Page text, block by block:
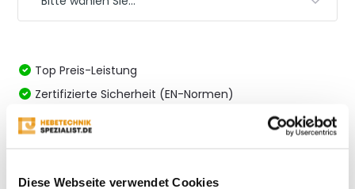
Diese Webseite verwendet Cookies
Top Preis-Leistung
Zertifizierte Sicherheit (EN-Normen)
Auf Lager; Schnell geliefert
Vergleichen